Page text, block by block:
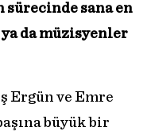
sana en
da müzisyenler
Ergün ve Emre
büyük bir